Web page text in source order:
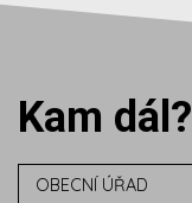
Kam dál?
OBECNÍ ÚŘAD